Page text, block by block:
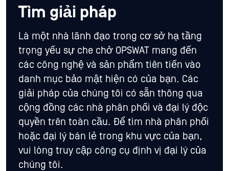
Tìm giải pháp
Là một nhà lãnh đạo trong cơ sở hạ tầng
trọng yếu sự che chở OPSWAT mang đến
các công nghệ và sản phẩm tiên tiến vào
danh mục bảo mật hiện có của bạn. Các
giải pháp của chúng tôi có sẵn thông qua
cộng đồng các nhà phân phối và đại lý độc
quyền trên toàn cầu. Để tìm nhà phân phối
hoặc đại lý bán lẻ trong khu vực của bạn,
vui lòng truy cập công cụ định vị đại lý của
chúng tôi.